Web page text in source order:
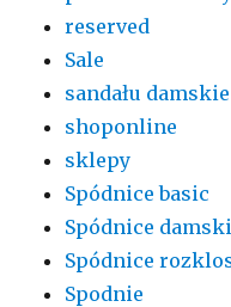
reserved
Sale
sandału damskie
shoponline
sklepy
Spódnice basic
Spódnice
Spódnice
Spodnie